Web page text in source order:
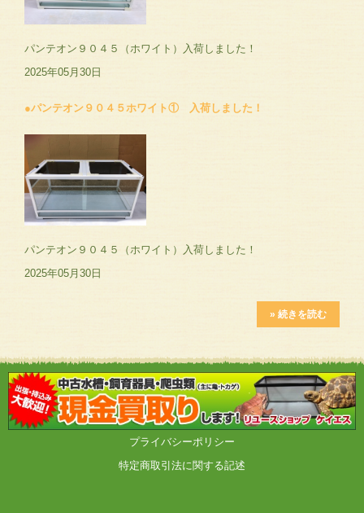
パンテオン９０４５（ホワイト）入荷しました！
2025年05月30日
●パンテオン９０４５ホワイト① 入荷しました！
パンテオン９０４５（ホワイト）入荷しました！
2025年05月30日
» 続きを読む
プライバシーポリシー
特定商取引法に関する記述